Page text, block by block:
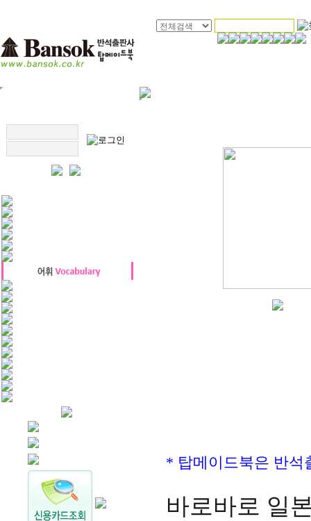
* 탑메이드북은 반석
바로바로 일